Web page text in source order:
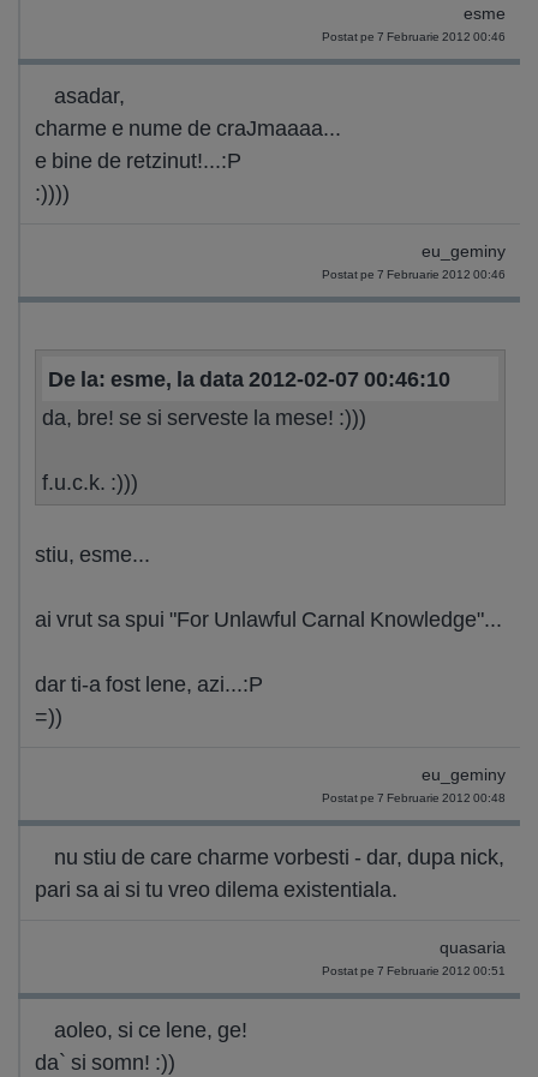
esme
Postat pe 7 Februarie 2012 00:46
asadar,
charme e nume de craJmaaaa...
e bine de retzinut!...:P
:))))
eu_geminy
Postat pe 7 Februarie 2012 00:46
De la: esme, la data 2012-02-07 00:46:10
da, bre! se si serveste la mese! :)))
f.u.c.k. :)))
stiu, esme...
ai vrut sa spui "For Unlawful Carnal Knowledge"...
dar ti-a fost lene, azi...:P
=))
eu_geminy
Postat pe 7 Februarie 2012 00:48
nu stiu de care charme vorbesti - dar, dupa nick,
pari sa ai si tu vreo dilema existentiala.
quasaria
Postat pe 7 Februarie 2012 00:51
aoleo, si ce lene, ge!
da` si somn! :))